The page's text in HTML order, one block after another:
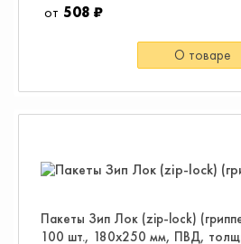
508 ₽
О товаре
Пакеты Зип Лок (zip-lock)
100 шт., 180х250 мм, ПВД,